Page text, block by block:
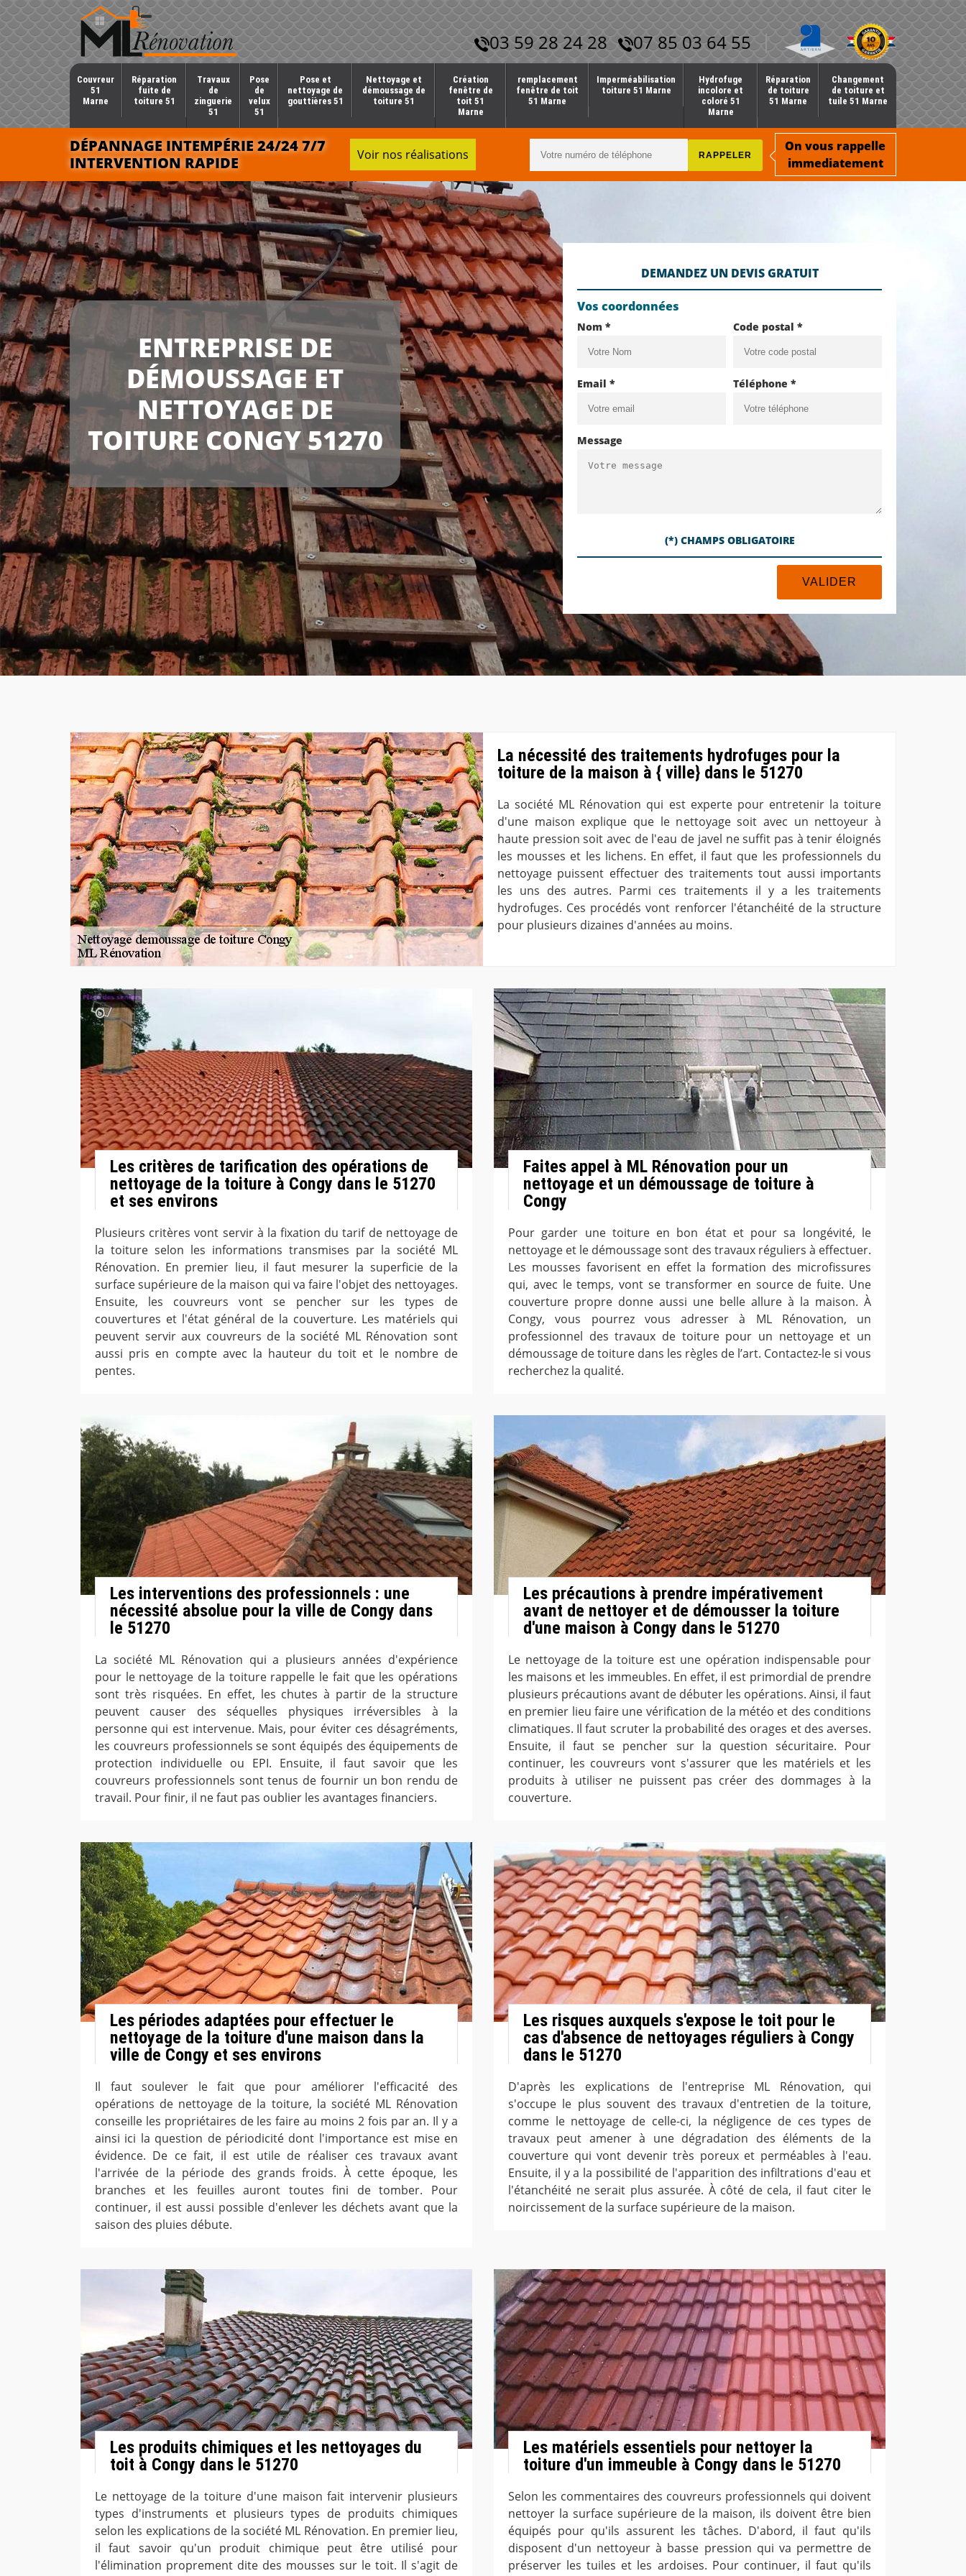
03 59 28 24 28 07 85 03 64 55
Couvreur
51
Marne
Réparation
fuite de
toiture 51
Travaux
de
zinguerie
51
Pose
de
velux
51
Pose et
nettoyage de
gouttières 51
Nettoyage et
démoussage de
toiture 51
Création
fenêtre de
toit 51
Marne
remplacement
fenêtre de toit
51 Marne
Imperméabilisation
toiture 51 Marne
Hydrofuge
incolore et
coloré 51
Marne
Réparation
de toiture
51 Marne
Changement
de toiture et
tuile 51 Marne
DÉPANNAGE INTEMPÉRIE 24/24 7/7
INTERVENTION RAPIDE
Voir nos réalisations
On vous rappelle
immediatement
ENTREPRISE DE
DÉMOUSSAGE ET
NETTOYAGE DE
TOITURE CONGY 51270
DEMANDEZ UN DEVIS GRATUIT
Vos coordonnées
Nom * Code postal *
Email * Téléphone *
Message
(*) CHAMPS OBLIGATOIRE
La nécessité des traitements hydrofuges pour la
toiture de la maison à { ville} dans le 51270
La société ML Rénovation qui est experte pour entretenir la toiture
d'une maison explique que le nettoyage soit avec un nettoyeur à
haute pression soit avec de l'eau de javel ne suffit pas à tenir éloignés
les mousses et les lichens. En effet, il faut que les professionnels du
nettoyage puissent effectuer des traitements tout aussi importants
les uns des autres. Parmi ces traitements il y a les traitements
hydrofuges. Ces procédés vont renforcer l'étanchéité de la structure
pour plusieurs dizaines d'années au moins.
Les critères de tarification des opérations de
nettoyage de la toiture à Congy dans le 51270
et ses environs
Plusieurs critères vont servir à la fixation du tarif de nettoyage de
la toiture selon les informations transmises par la société ML
Rénovation. En premier lieu, il faut mesurer la superficie de la
surface supérieure de la maison qui va faire l'objet des nettoyages.
Ensuite, les couvreurs vont se pencher sur les types de
couvertures et l'état général de la couverture. Les matériels qui
peuvent servir aux couvreurs de la société ML Rénovation sont
aussi pris en compte avec la hauteur du toit et le nombre de
pentes.
Faites appel à ML Rénovation pour un
nettoyage et un démoussage de toiture à
Congy
Pour garder une toiture en bon état et pour sa longévité, le
nettoyage et le démoussage sont des travaux réguliers à effectuer.
Les mousses favorisent en effet la formation des microfissures
qui, avec le temps, vont se transformer en source de fuite. Une
couverture propre donne aussi une belle allure à la maison. À
Congy, vous pourrez vous adresser à ML Rénovation, un
professionnel des travaux de toiture pour un nettoyage et un
démoussage de toiture dans les règles de l’art. Contactez-le si vous
recherchez la qualité.
Les interventions des professionnels : une
nécessité absolue pour la ville de Congy dans
le 51270
La société ML Rénovation qui a plusieurs années d'expérience
pour le nettoyage de la toiture rappelle le fait que les opérations
sont très risquées. En effet, les chutes à partir de la structure
peuvent causer des séquelles physiques irréversibles à la
personne qui est intervenue. Mais, pour éviter ces désagréments,
les couvreurs professionnels se sont équipés des équipements de
protection individuelle ou EPI. Ensuite, il faut savoir que les
couvreurs professionnels sont tenus de fournir un bon rendu de
travail. Pour finir, il ne faut pas oublier les avantages financiers.
Les précautions à prendre impérativement
avant de nettoyer et de démousser la toiture
d'une maison à Congy dans le 51270
Le nettoyage de la toiture est une opération indispensable pour
les maisons et les immeubles. En effet, il est primordial de prendre
plusieurs précautions avant de débuter les opérations. Ainsi, il faut
en premier lieu faire une vérification de la météo et des conditions
climatiques. Il faut scruter la probabilité des orages et des averses.
Ensuite, il faut se pencher sur la question sécuritaire. Pour
continuer, les couvreurs vont s'assurer que les matériels et les
produits à utiliser ne puissent pas créer des dommages à la
couverture.
Les périodes adaptées pour effectuer le
nettoyage de la toiture d'une maison dans la
ville de Congy et ses environs
Il faut soulever le fait que pour améliorer l'efficacité des
opérations de nettoyage de la toiture, la société ML Rénovation
conseille les propriétaires de les faire au moins 2 fois par an. Il y a
ainsi ici la question de périodicité dont l'importance est mise en
évidence. De ce fait, il est utile de réaliser ces travaux avant
l'arrivée de la période des grands froids. À cette époque, les
branches et les feuilles auront toutes fini de tomber. Pour
continuer, il est aussi possible d'enlever les déchets avant que la
saison des pluies débute.
Les risques auxquels s'expose le toit pour le
cas d'absence de nettoyages réguliers à Congy
dans le 51270
D'après les explications de l'entreprise ML Rénovation, qui
s'occupe le plus souvent des travaux d'entretien de la toiture,
comme le nettoyage de celle-ci, la négligence de ces types de
travaux peut amener à une dégradation des éléments de la
couverture qui vont devenir très poreux et perméables à l'eau.
Ensuite, il y a la possibilité de l'apparition des infiltrations d'eau et
l'étanchéité ne serait plus assurée. À côté de cela, il faut citer le
noircissement de la surface supérieure de la maison.
Les produits chimiques et les nettoyages du
toit à Congy dans le 51270
Le nettoyage de la toiture d'une maison fait intervenir plusieurs
types d'instruments et plusieurs types de produits chimiques
selon les explications de la société ML Rénovation. En premier lieu,
il faut savoir qu'un produit chimique peut être utilisé pour
l'élimination proprement dite des mousses sur le toit. Il s'agit de
Les matériels essentiels pour nettoyer la
toiture d'un immeuble à Congy dans le 51270
Selon les commentaires des couvreurs professionnels qui doivent
nettoyer la surface supérieure de la maison, ils doivent être bien
équipés pour qu'ils assurent les tâches. D'abord, il faut qu'ils
disposent d'un nettoyeur à basse pression qui va permettre de
préserver les tuiles et les ardoises. Pour continuer, il faut qu'ils